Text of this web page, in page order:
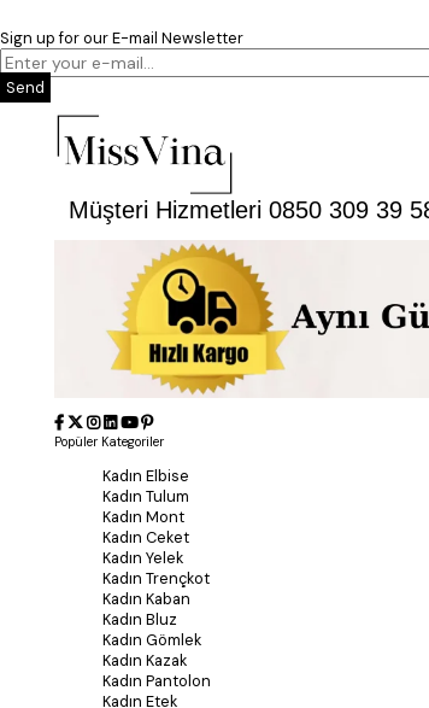
Sign up for our E-mail Newsletter
Send
Müşteri Hizmetleri 0850 309 39
Popüler Kategoriler
Kadın Elbise
Kadın Tulum
Kadın Mont
Kadın Ceket
Kadın Yelek
Kadın Trençkot
Kadın Kaban
Kadın Bluz
Kadın Gömlek
Kadın Kazak
Kadın Pantolon
Kadın Etek